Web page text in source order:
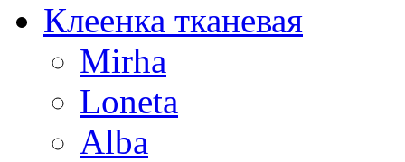
Клеенка тканевая
Mirha
Loneta
Alba